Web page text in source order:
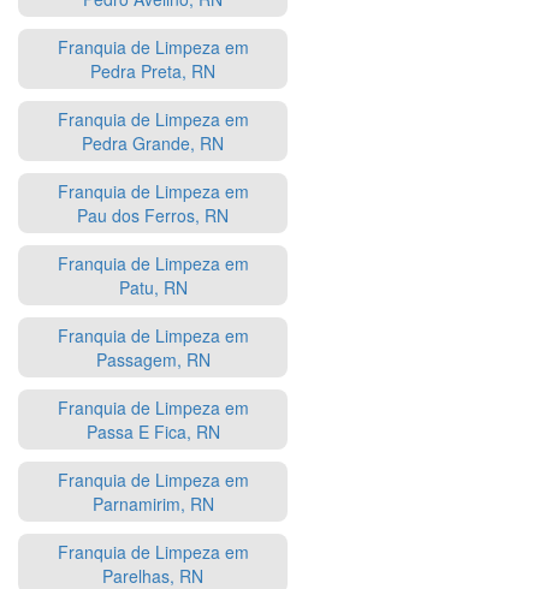
Franquia de Limpeza em
Pedra Preta, RN
Franquia de Limpeza em
Pedra Grande, RN
Franquia de Limpeza em
Pau dos Ferros, RN
Franquia de Limpeza em
Patu, RN
Franquia de Limpeza em
Passagem, RN
Franquia de Limpeza em
Passa E Fica, RN
Franquia de Limpeza em
Parnamirim, RN
Franquia de Limpeza em
Parelhas, RN